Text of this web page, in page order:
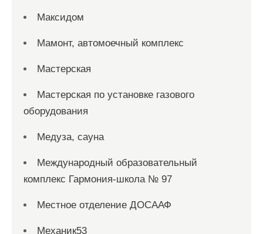
Максидом
Мамонт, автомоечный комплекс
Мастерская
Мастерская по установке газового
оборудования
Медуза, сауна
Международный образовательный
комплекс Гармония-школа № 97
Местное отделение ДОСААФ
Механик53